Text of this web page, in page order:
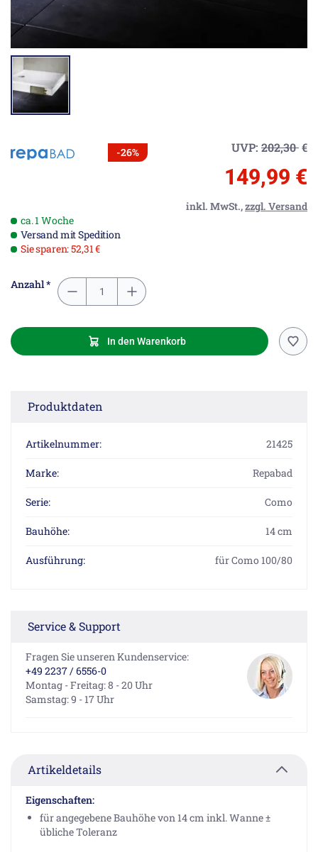
-26% UVP: 202,30€
149,99 €
inkl. MwSt.,zzgl. Versand
ca. 1 Woche
Versand mit Spedition
Sie sparen: 52,31 €
Anzahl *
In den Warenkorb
Produktdaten
Artikelnummer: 21425
Marke: Repabad
Serie: Como
Bauhöhe: 14 cm
Ausführung: für Como 100/80
Service & Support
Fragen Sie unseren Kundenservice:
+49 2237 / 6556-0
Montag - Freitag: 8 - 20 Uhr
Samstag: 9 - 17 Uhr
Artikeldetails
Eigenschaften:
für angegebene Bauhöhe von 14 cm inkl. Wanne ±
übliche Toleranz